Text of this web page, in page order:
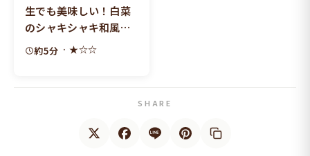
生でも美味しい！白菜
のシャキシャキ和風サ
ラダ
約5分 · ★☆☆
SHARE